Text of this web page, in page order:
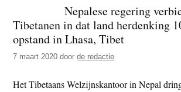
z
e
s
n
d
e
e
Nepalese regering
Tibetanen in dat land herdenking
opstand in Lhasa, Tibet
7 maart 2020 doorde redactie
Het Tibetaans Welzijnskantoor in Nepal